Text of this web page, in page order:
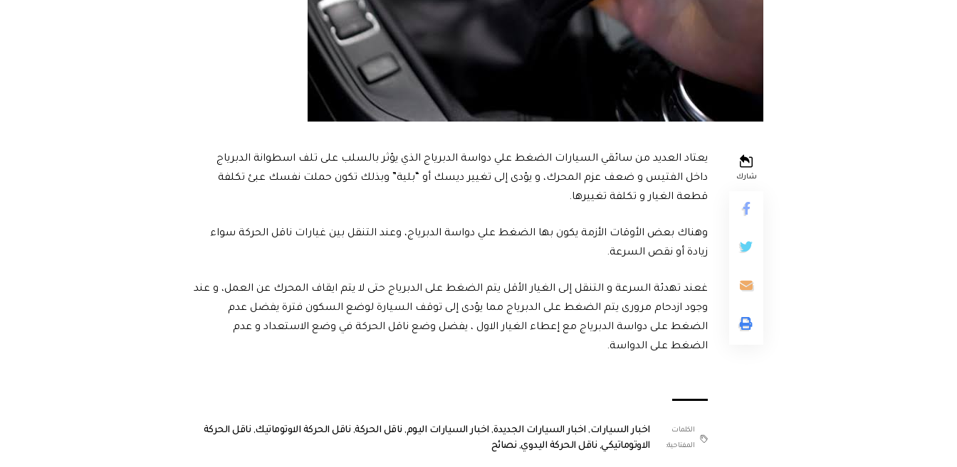
شارك
يعتاد العديد من سائقي السيارات الضغط علي دواسة الدبرياج الذي يؤثر بالسلب على تلف اسطوانة الدبرياج
داخل الفتيس و ضعف عزم المحرك، و يؤدى إلى تغيير ديسك أو “بلية” وبذلك تكون حملت نفسك عبئ تكلفة
قطعة الغيار و تكلفة تغييرها.
وهناك بعض الأوقات الأزمة يكون بها الضغط علي دواسة الدبرياج، وعند التنقل بين غيارات ناقل الحركة سواء
زيادة أو نقص السرعة.
غعند تهدئة السرعة و التنقل إلى الغيار الأقل يتم الضغط على الدبرياج حتى لا يتم ايقاف المحرك عن العمل، و عند
وجود ازدحام مرورى يتم الضغط على الدبرياج مما يؤدى إلى توقف السيارة لوضع السكون فترة يفضل عدم
الضغط على دواسة الدبرياج مع إعطاء الغيار الاول ، يفضل وضع ناقل الحركة في وضع الاستعداد و عدم
الضغط على الدواسة.
الكلمات
المفتاحية:
اخبار السيارات, اخبار السيارات الجديدة, اخبار السيارات اليوم, ناقل الحركة, ناقل الحركة الاوتوماتيك, ناقل الحركة
الاوتوماتيكي, ناقل الحركة اليدوي, نصائح